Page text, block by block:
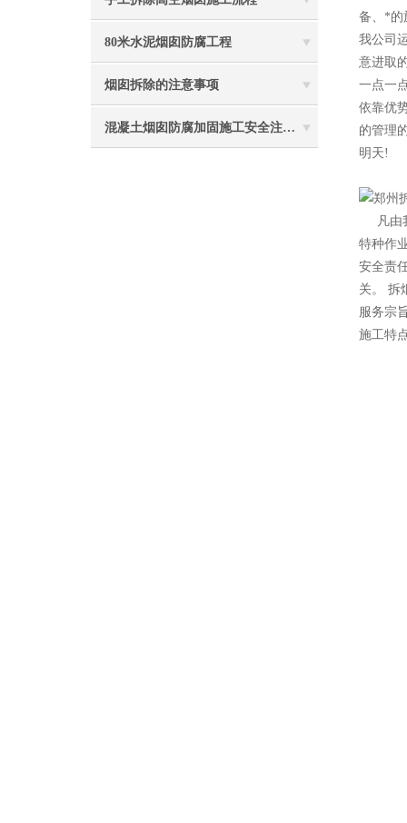
80米水泥烟囱防腐工程
烟囱拆除的注意事项
混凝土烟囱防腐加固施工安全注意事项
备、*的
我公司
意进取
一点一
依靠优
的管理
明天!
凡由
特种作
安全责
关。 拆
服务宗
施工特